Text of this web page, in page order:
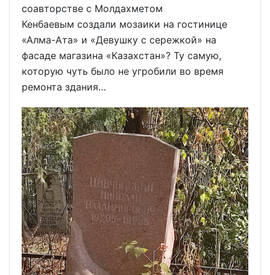
соавторстве с Молдахметом
Кенбаевым создали мозаики на гостинице
«Алма-Ата» и «Девушку с сережкой» на
фасаде магазина «Казахстан»? Ту самую,
которую чуть было не угробили во время
ремонта здания…